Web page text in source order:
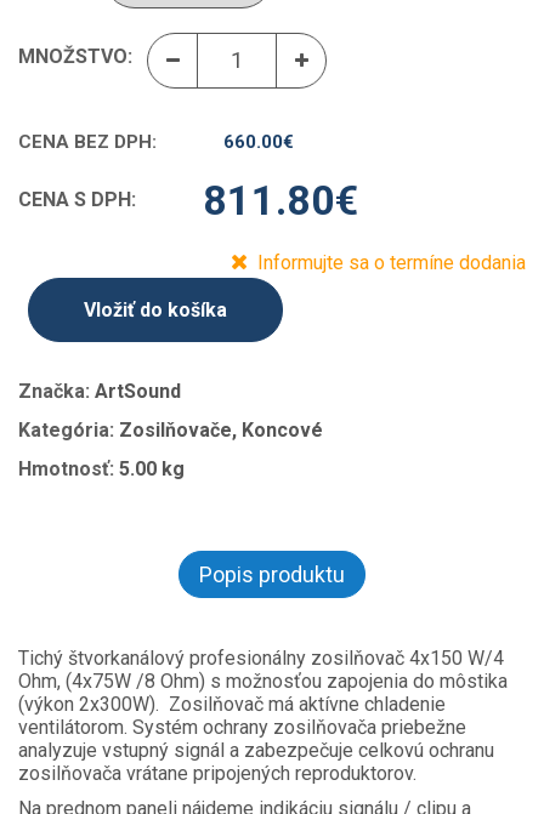
MNOŽSTVO:
CENA BEZ DPH: 660.00€
CENA S DPH: 811.80€
Informujte sa o termíne dodania
Vložiť do košíka
Značka: ArtSound
Kategória: Zosilňovače, Koncové
Hmotnosť: 5.00 kg
Popis produktu
Tichý štvorkanálový profesionálny zosilňovač 4x150 W/4
Ohm, (4x75W /8 Ohm) s možnosťou zapojenia do môstika
(výkon 2x300W). Zosilňovač má aktívne chladenie
ventilátorom. Systém ochrany zosilňovača priebežne
analyzuje vstupný signál a zabezpečuje celkovú ochranu
zosilňovača vrátane pripojených reproduktorov.
Na prednom paneli nájdeme indikáciu signálu / clipu a